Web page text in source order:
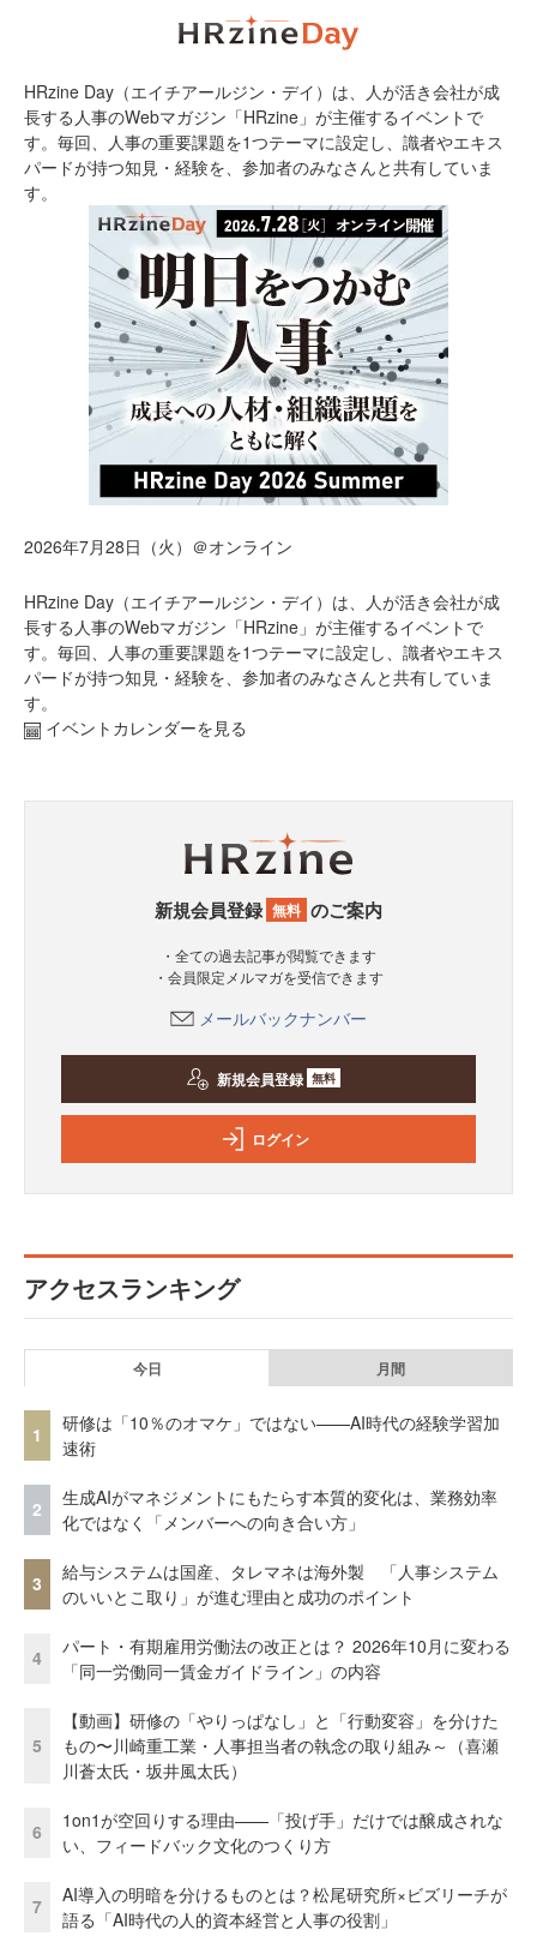
HRzine Day（エイチアールジン・デイ）は、人が活き会社が成
長する人事のWebマガジン「HRzine」が主催するイベントで
す。毎回、人事の重要課題を1つテーマに設定し、識者やエキス
パードが持つ知見・経験を、参加者のみなさんと共有していま
す。
2026年7月28日（火）＠オンライン
HRzine Day（エイチアールジン・デイ）は、人が活き会社が成
長する人事のWebマガジン「HRzine」が主催するイベントで
す。毎回、人事の重要課題を1つテーマに設定し、識者やエキス
パードが持つ知見・経験を、参加者のみなさんと共有していま
す。
イベントカレンダーを見る
新規会員登録 無料 のご案内
・全ての過去記事が閲覧できます
・会員限定メルマガを受信できます
メールバックナンバー
新規会員登録 無料
ログイン
アクセスランキング
今日 月間
1
研修は「10％のオマケ」ではない——AI時代の経験学習加
速術
2
生成AIがマネジメントにもたらす本質的変化は、業務効率
化ではなく「メンバーへの向き合い方」
3
給与システムは国産、タレマネは海外製 「人事システム
のいいとこ取り」が進む理由と成功のポイント
4
パート・有期雇用労働法の改正とは？ 2026年10月に変わる
「同一労働同一賃金ガイドライン」の内容
5
【動画】研修の「やりっぱなし」と「行動変容」を分けた
もの〜川崎重工業・人事担当者の執念の取り組み～（喜瀬
川蒼太氏・坂井風太氏）
6
1on1が空回りする理由——「投げ手」だけでは醸成されな
い、フィードバック文化のつくり方
7
AI導入の明暗を分けるものとは？松尾研究所×ビズリーチが
語る「AI時代の人的資本経営と人事の役割」